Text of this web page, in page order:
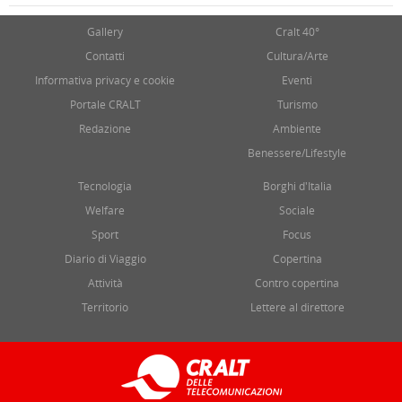
Gallery
Contatti
Informativa privacy e cookie
Portale CRALT
Redazione
Cralt 40°
Cultura/Arte
Eventi
Turismo
Ambiente
Benessere/Lifestyle
Tecnologia
Welfare
Sport
Diario di Viaggio
Attività
Territorio
Borghi d'Italia
Sociale
Focus
Copertina
Contro copertina
Lettere al direttore